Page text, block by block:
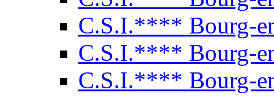
C.S.I.**** Bourg-
C.S.I.**** Bourg-
C.S.I.**** Bourg-